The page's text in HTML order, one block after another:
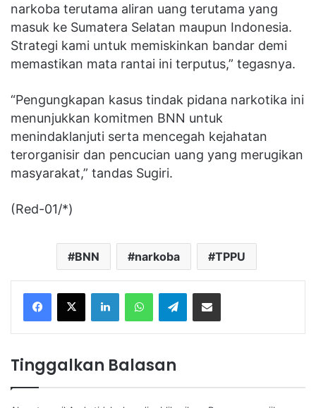
narkoba terutama aliran uang terutama yang
masuk ke Sumatera Selatan maupun Indonesia.
Strategi kami untuk memiskinkan bandar demi
memastikan mata rantai ini terputus,” tegasnya.
“Pengungkapan kasus tindak pidana narkotika ini
menunjukkan komitmen BNN untuk
menindaklanjuti serta mencegah kejahatan
terorganisir dan pencucian uang yang merugikan
masyarakat,” tandas Sugiri.
(Red-01/*)
BNN narkoba TPPU
Facebook
X LinkedInWhatsAppTelegramShare via Email
Tinggalkan Balasan